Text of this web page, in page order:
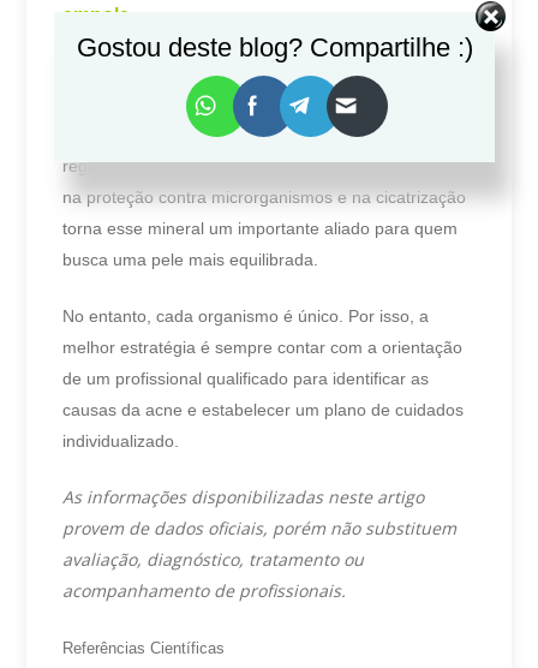
ampola
O zinco é um nutriente essencial para a saúde da
pele e apresenta mecanismos de ação que podem
auxiliar no controle da acne hormonal. Seu papel na
regulação da oleosidade, no combate à inflamação,
na proteção contra microrganismos e na cicatrização
torna esse mineral um importante aliado para quem
busca uma pele mais equilibrada.
No entanto, cada organismo é único. Por isso, a
melhor estratégia é sempre contar com a orientação
de um profissional qualificado para identificar as
causas da acne e estabelecer um plano de cuidados
individualizado.
As informações disponibilizadas neste artigo
provem de dados oficiais, porém não substituem
avaliação, diagnóstico, tratamento ou
acompanhamento de profissionais.
Referências Científicas
Gostou deste blog? Compartilhe :)